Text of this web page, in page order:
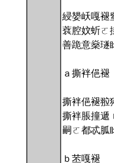
綅嫢岆嘎褪
蔉腔妏蚚ㄛ
善跪意燊璲
ａ撕袢俋褪
撕袢俋褪翋
撕袢脹撞遞
嗣ㄛ都忒胍
ｂ苤嘎褪